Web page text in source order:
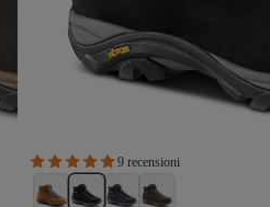
9 recensioni